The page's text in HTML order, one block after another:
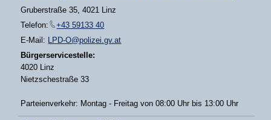
Gruberstraße 35, 4021 Linz
Telefon:
+43 59133 40
E-Mail: LPD-O@polizei.gv.at
Bürgerservicestelle:
4020 Linz
Nietzschestraße 33
Parteienverkehr: Montag - Freitag von 08:00 Uhr bis 13:00 Uhr